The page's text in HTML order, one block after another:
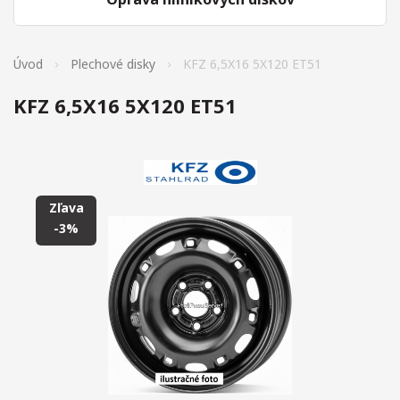
Úvod Plechové disky KFZ 6,5X16 5X120 ET51
KFZ 6,5X16 5X120 ET51
Zľava
-3%